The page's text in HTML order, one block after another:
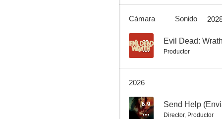
7.6
Cámara Sonido
-- Evil Dead:
Productor
2026
6.9 Send Help
Director, Productor